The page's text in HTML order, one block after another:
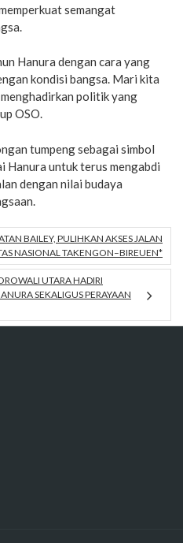
semangat
Hanura dengan cara yang
kondisi bangsa. Mari kita
politik yang
OSO.
tumpeng sebagai simbol
Hanura untuk terus mengabdi
dengan nilai budaya
BAILEY, PULIHKAN AKSES JALAN
NASIONAL TAKENGON–BIREUEN*
UTARA HADIRI
SEKALIGUS PERAYAAN